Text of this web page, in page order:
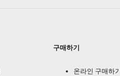
구매하기
온라인 구매하